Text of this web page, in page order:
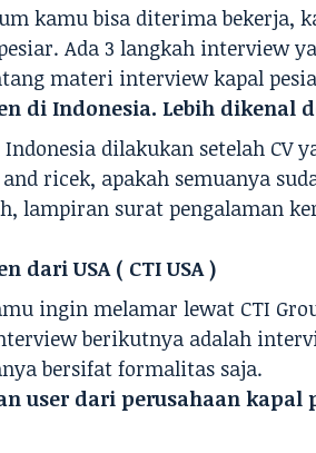
kamu bisa diterima bekerja,
. Ada 3 langkah interview
materi interview kapal
di Indonesia. Lebih dikenal
dilakukan setelah CV
ricek, apakah semuanya
lampiran surat pengalaman
dari USA ( CTI USA)
ingin melamar lewat CTI
berikutnya adalah
bersifat formalitas saja.
user dari perusahaan kapal